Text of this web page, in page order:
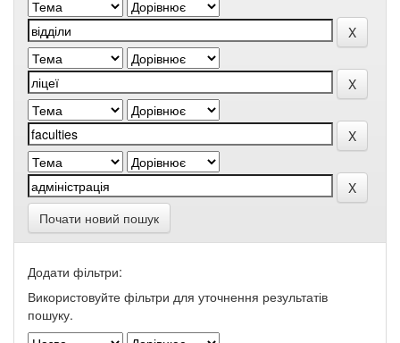
Почати новий пошук
Додати фільтри:
Використовуйте фільтри для уточнення результатів
пошуку.